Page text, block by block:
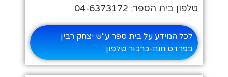
טלפון בית הספר: 04-6373172
לכל המידע על בית ספר ע"ש יצחק רבין
בפרדס חנה-כרכור טלפון